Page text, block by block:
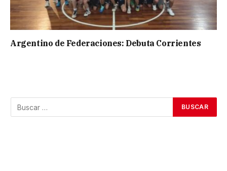
Argentino de Federaciones: Debuta Corrientes